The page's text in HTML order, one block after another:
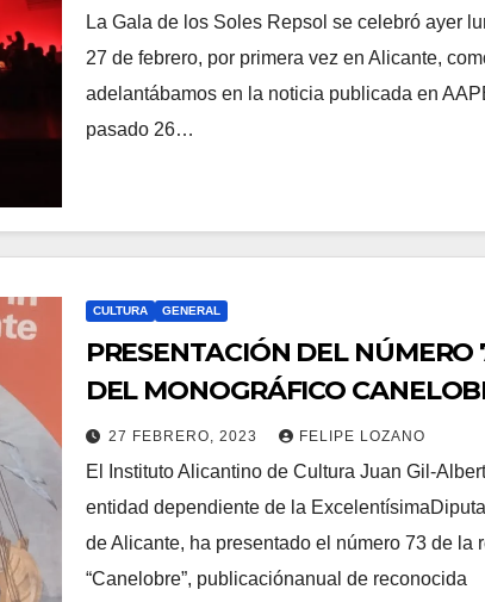
La Gala de los Soles Repsol se celebró ayer
27 de febrero, por primera vez en Alicante,
adelantábamos en la noticia publicada en
pasado 26…
CULTURA GENERAL
PRESENTACIÓN DEL NÚMERO
DEL MONOGRÁFICO
«MADE IN ALICANTE»
27 FEBRERO, 2023 FELIPE LOZANO
El Instituto Alicantino de Cultura Juan Gil-
entidad dependiente de la
de Alicante, ha presentado el número 73 de la
“Canelobre”, publicaciónanual de reconocida